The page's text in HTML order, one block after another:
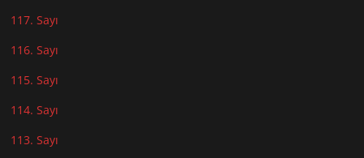
117. Sayı
116. Sayı
115. Sayı
114. Sayı
113. Sayı